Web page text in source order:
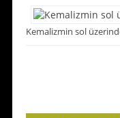
Kemalizmin sol